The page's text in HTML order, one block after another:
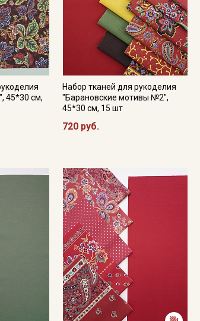
45*30 см,
Набор тканей для рукоделия
"Барановские мотивы №2",
45*30 см, 15 шт
720 руб.